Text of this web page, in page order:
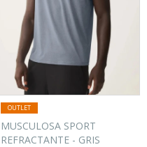
MUSCULOSA SPORT
REFRACTANTE - GRIS